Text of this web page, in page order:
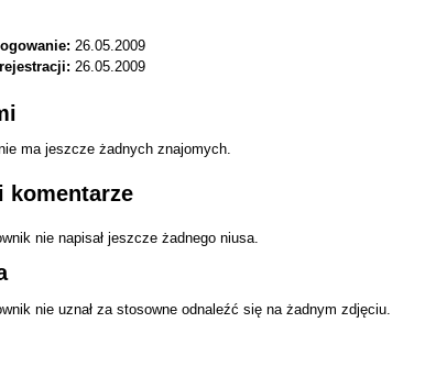
26.05.2009
26.05.2009
ma jeszcze żadnych znajomych.
komentarze
nie napisał jeszcze żadnego niusa.
nie uznał za stosowne odnaleźć się na żadnym zdjęciu.